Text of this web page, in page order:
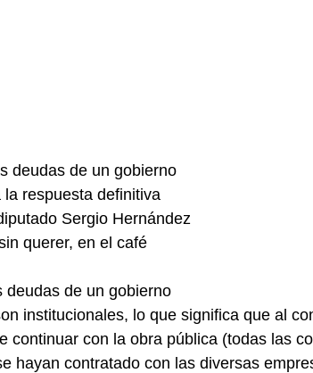
deudas de un gobierno
respuesta definitiva
Sergio Hernández
querer, en el café
deudas de un gobierno
institucionales, lo que significa que al
continuar con la obra pública (todas las
hayan contratado con las diversas